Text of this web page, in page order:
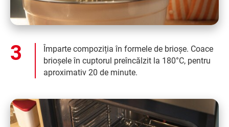
Împarte compoziția în formele de brioșe. Coace
brioșele în cuptorul preîncălzit la 180°C, pentru
aproximativ 20 de minute.